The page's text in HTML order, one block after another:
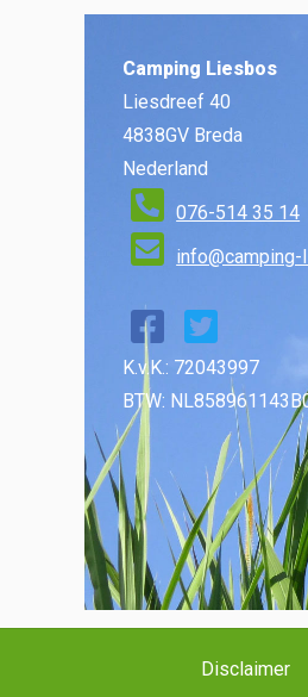
Camping Liesbos
Liesdreef 40
4838GV Breda
Nederland
076-514 35 14
K.v.K.: 72043997
BTW:
Disclaimer